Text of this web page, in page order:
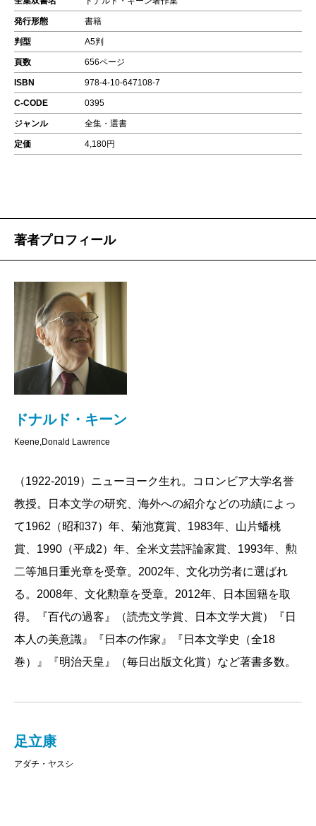
発行形態 書籍
判型 A5判
頁数 656ページ
ISBN 978-4-10-647108-7
C-CODE 0395
ジャンル 全集・選書
定価 4,180円
著者プロフィール
ドナルド・キーン
Keene,Donald Lawrence
（1922-2019）ニューヨーク生れ。コロンビア大学名誉
教授。日本文学の研究、海外への紹介などの功績によっ
て1962（昭和37）年、菊池寛賞、1983年、山片蟠桃
賞、1990（平成2）年、全米文芸評論家賞、1993年、勲
二等旭日重光章を受章。2002年、文化功労者に選ばれ
る。2008年、文化勲章を受章。2012年、日本国籍を取
得。『百代の過客』（読売文学賞、日本文学大賞）『日
本人の美意識』『日本の作家』『日本文学史（全18
巻）』『明治天皇』（毎日出版文化賞）など著書多数。
足立康
アダチ・ヤスシ